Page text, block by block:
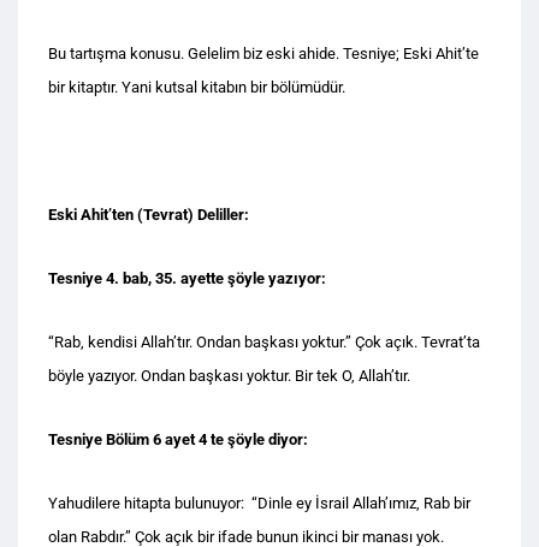
Bu tartışma konusu. Gelelim biz eski ahide. Tesniye; Eski Ahit’te
bir kitaptır. Yani kutsal kitabın bir bölümüdür.
Eski Ahit’ten (Tevrat) Deliller:
Tesniye 4. bab, 35. ayette şöyle yazıyor:
“Rab, kendisi Allah’tır. Ondan başkası yoktur.” Çok açık. Tevrat’ta
böyle yazıyor. Ondan başkası yoktur. Bir tek O, Allah’tır.
Tesniye Bölüm 6 ayet 4 te şöyle diyor:
Yahudilere hitapta bulunuyor: “Dinle ey İsrail Allah’ımız, Rab bir
olan Rabdır.” Çok açık bir ifade bunun ikinci bir manası yok.